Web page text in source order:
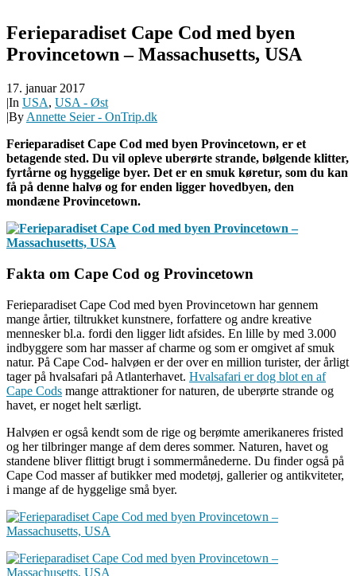
Ferieparadiset Cape Cod med byen
Provincetown – Massachusetts, USA
17. januar 2017
|In USA, USA - Øst
|By Annette Seier - OnTrip.dk
Ferieparadiset Cape Cod med byen Provincetown, er et
betagende sted. Du vil opleve uberørte strande, bølgende klitter,
fyrtårne og hyggelige byer. Det er en smuk køretur, som du kan
få på denne halvø og for enden ligger hovedbyen, den
mondæne Provincetown.
Fakta om Cape Cod og Provincetown
Ferieparadiset Cape Cod med byen Provincetown har gennem
mange årtier, tiltrukket kunstnere, forfattere og andre kreative
mennesker bl.a. fordi den ligger lidt afsides. En lille by med 3.000
indbyggere som har masser af charme og som er omgivet af smuk
natur. På Cape Cod- halvøen er der over en million turister, der årligt
tager på hvalsafari på Atlanterhavet. Hvalsafari er dog blot en af
Cape Cods mange attraktioner for naturen, de uberørte strande og
havet, er noget helt særligt.
Halvøen er også kendt som de rige og berømte amerikaneres fristed
og her tilbringer mange af dem deres sommer. Naturen, havet og
standene bliver flittigt brugt i sommermånederne. Du finder også på
Cape Cod masser af butikker med modetøj, gallerier og antikviteter,
i mange af de hyggelige små byer.